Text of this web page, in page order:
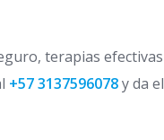
terapias efectivas
+57 3137596078y da el